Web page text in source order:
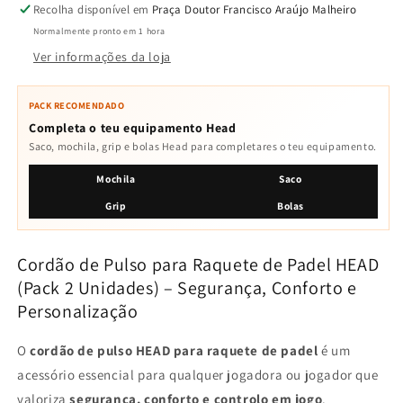
Recolha disponível em Praça Doutor Francisco Araújo Malheiro
Normalmente pronto em 1 hora
Ver informações da loja
PACK RECOMENDADO
Completa o teu equipamento Head
Saco, mochila, grip e bolas Head para completares o teu equipamento.
Mochila
Saco
Grip
Bolas
Cordão de Pulso para Raquete de Padel HEAD
(Pack 2 Unidades) – Segurança, Conforto e
Personalização
Ocordão de pulso HEAD para raquete de padel é um
acessório essencial para qualquer jogadora ou jogador que
valorizasegurança, conforto e controlo em jogo.